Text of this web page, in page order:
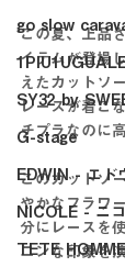
go slow
SY32 by
G-stage
EDWIN - エド
NICOLE - ニ
TETE
この夏、上品
イテムが登場
えたカットソ
レースが着こ
チプラなのに
このカットソ
やかなフラワ
分にレースを
ニンな印象を